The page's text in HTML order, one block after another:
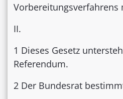
Vorbereitungsverfahrens
II.
1 Dieses Gesetz
Referendum.
2 Der Bundesrat